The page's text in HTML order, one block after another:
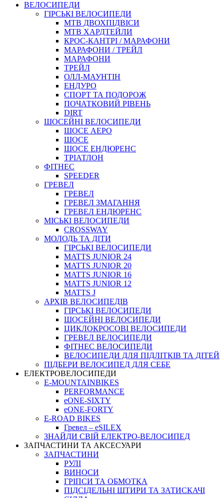
ВЕЛОСИПЕДИ
ГІРСЬКІ ВЕЛОСИПЕДИ
MTB ДВОХПIДВIСИ
MTB ХАРДТЕЙЛИ
КРОС-КАНТРI / МАРАФОНИ
МАРАФОНИ / ТРЕЙЛ
МАРАФОНИ
ТРЕЙЛ
ОЛЛ-МАУНТIН
ЕНДУРО
СПОРТ ТА ПОДОРОЖ
ПОЧАТКОВИЙ РIВЕНЬ
DIRT
ШОСЕЙНІ ВЕЛОСИПЕДИ
ШОСЕ АЕРО
ШОСЕ
ШОСЕ ЕНДЮРЕНС
ТРІАТЛОН
ФІТНЕС
SPEEDER
ГРЕВЕЛ
ГРЕВЕЛ
ГРЕВЕЛ ЗМАГАННЯ
ГРЕВЕЛ ЕНДЮРЕНС
МІСЬКІ ВЕЛОСИПЕДИ
CROSSWAY
МОЛОДЬ ТА ДІТИ
ГIРСЬКI ВЕЛОСИПЕДИ
MATTS JUNIOR 24
MATTS JUNIOR 20
MATTS JUNIOR 16
MATTS JUNIOR 12
MATTS J
АРХIВ ВЕЛОСИПЕДIВ
ГІРСЬКІ ВЕЛОСИПЕДИ
ШОСЕЙНІ ВЕЛОСИПЕДИ
ЦИКЛОКРОСОВІ ВЕЛОСИПЕДИ
ГРЕВЕЛ ВЕЛОСИПЕДИ
ФІТНЕС ВЕЛОСИПЕДИ
ВЕЛОСИПЕДИ ДЛЯ ПІДЛІТКІВ ТА ДІТЕЙ
ПIДБЕРИ ВЕЛОСИПЕД ДЛЯ СЕБЕ
ЕЛЕКТРОВЕЛОСИПЕДИ
E-MOUNTAINBIKES
PERFORMANCE
eONE-SIXTY
eONE-FORTY
E-ROAD BIKES
Гревел – eSILEX
ЗНАЙДИ СВІЙ ЕЛЕКТРО-ВЕЛОСИПЕД
ЗАПЧАСТИНИ ТА АКСЕСУАРИ
ЗАПЧАСТИНИ
РУЛІ
ВИНОСИ
ГРІПСИ ТА ОБМОТКА
ПІДСІДЕЛЬНІ ШТИРИ ТА ЗАТИСКАЧІ